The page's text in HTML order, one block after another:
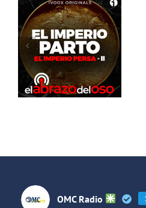
El Abrazo
del Oso. La
guerra de
los 30 años:
La
intervención
OMC Radio